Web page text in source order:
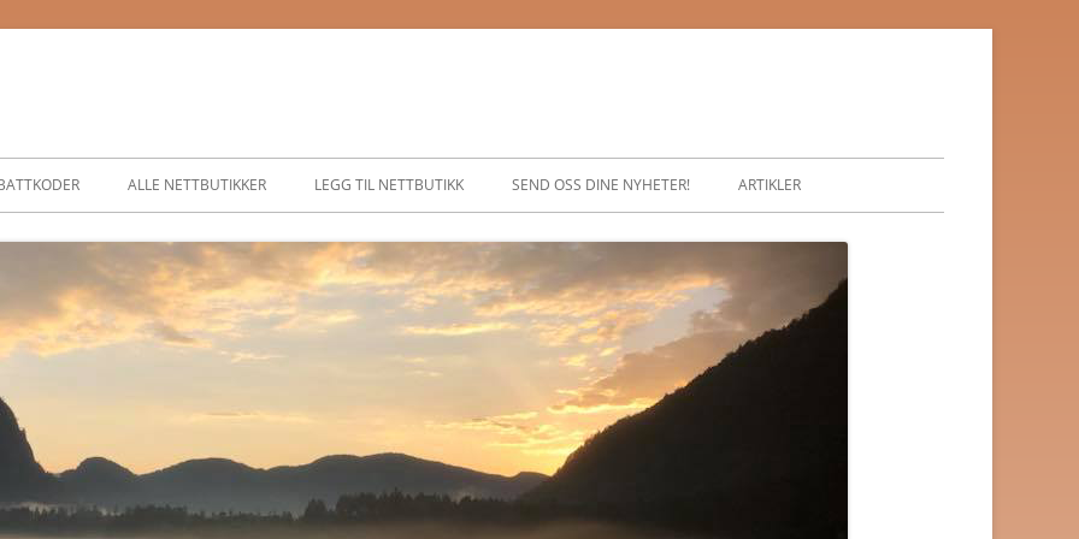
ALLE NETTBUTIKKER LEGG TIL NETTBUTIKK SEND OSS DINE NYHETER! ARTIKLER